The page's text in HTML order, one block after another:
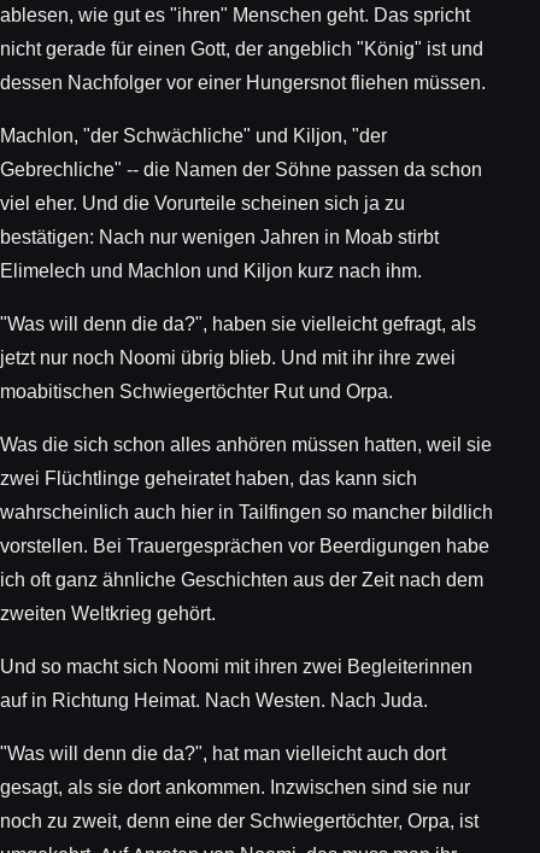
ablesen, wie gut es "ihren" Menschen geht. Das spricht
nicht gerade für einen Gott, der angeblich "König" ist und
dessen Nachfolger vor einer Hungersnot fliehen müssen.
Machlon, "der Schwächliche" und Kiljon, "der
Gebrechliche" -- die Namen der Söhne passen da schon
viel eher. Und die Vorurteile scheinen sich ja zu
bestätigen: Nach nur wenigen Jahren in Moab stirbt
Elimelech und Machlon und Kiljon kurz nach ihm.
"Was will denn die da?", haben sie vielleicht gefragt, als
jetzt nur noch Noomi übrig blieb. Und mit ihr ihre zwei
moabitischen Schwiegertöchter Rut und Orpa.
Was die sich schon alles anhören müssen hatten, weil sie
zwei Flüchtlinge geheiratet haben, das kann sich
wahrscheinlich auch hier in Tailfingen so mancher bildlich
vorstellen. Bei Trauergesprächen vor Beerdigungen habe
ich oft ganz ähnliche Geschichten aus der Zeit nach dem
zweiten Weltkrieg gehört.
Und so macht sich Noomi mit ihren zwei Begleiterinnen
auf in Richtung Heimat. Nach Westen. Nach Juda.
"Was will denn die da?", hat man vielleicht auch dort
gesagt, als sie dort ankommen. Inzwischen sind sie nur
noch zu zweit, denn eine der Schwiegertöchter, Orpa, ist